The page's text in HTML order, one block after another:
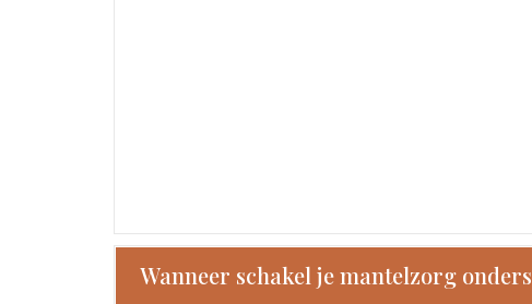
Wanneer schakel je mantelzorg